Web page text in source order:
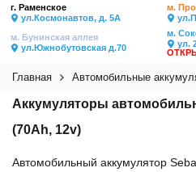
г. Раменское
ул.Космонавтов, д. 5А
м.
м. Бунинская аллея
ул.Южнобутовская д.70
м.
ул.
Главная Автомобильные
Аккумуляторы
(70Ah, 12v)
Автомобильный аккумулятор